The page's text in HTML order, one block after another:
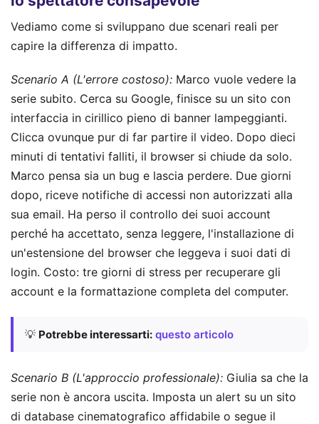
Vediamo come si sviluppano due scenari reali per
capire la differenza di impatto.
Scenario A (L'errore costoso): Marco vuole vedere la
serie subito. Cerca su Google, finisce su un sito con
interfaccia in cirillico pieno di banner lampeggianti.
Clicca ovunque pur di far partire il video. Dopo dieci
minuti di tentativi falliti, il browser si chiude da solo.
Marco pensa sia un bug e lascia perdere. Due giorni
dopo, riceve notifiche di accessi non autorizzati alla
sua email. Ha perso il controllo dei suoi account
perché ha accettato, senza leggere, l'installazione di
un'estensione del browser che leggeva i suoi dati di
login. Costo: tre giorni di stress per recuperare gli
account e la formattazione completa del computer.
💡 Potrebbe interessarti: questo articolo
Scenario B (L'approccio professionale): Giulia sa che la
serie non è ancora uscita. Imposta un alert su un sito
di database cinematografico affidabile o segue il